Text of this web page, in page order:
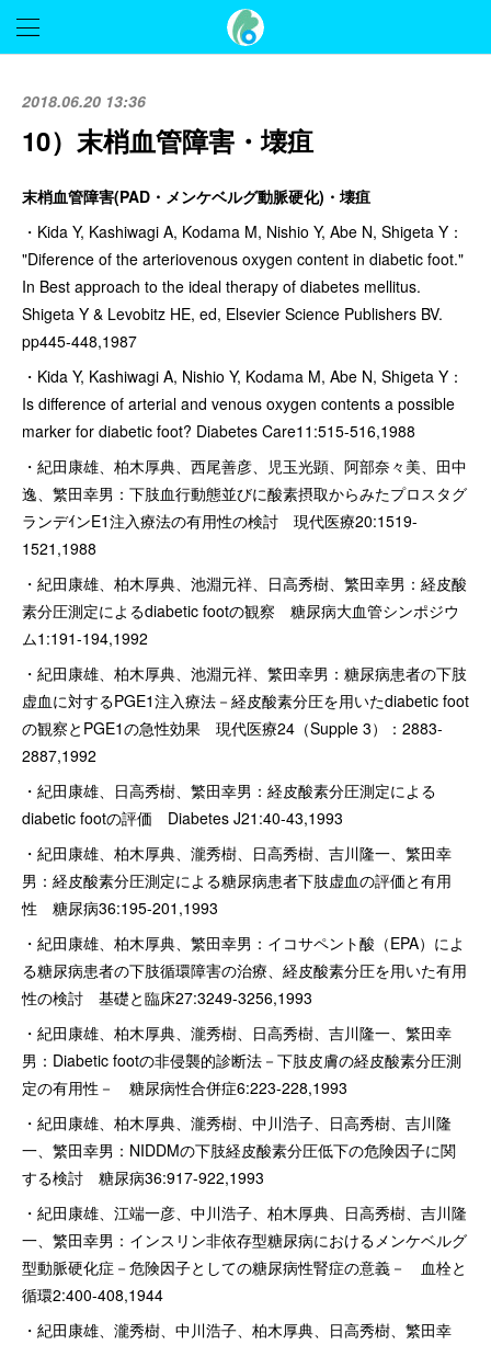
2018.06.20 13:36
10）末梢血管障害・壊疽
末梢血管障害(PAD・メンケベルグ動脈硬化)・壊疽
・Kida Y, Kashiwagi A, Kodama M, Nishio Y, Abe N, Shigeta Y：
"Diference of the arteriovenous oxygen content in diabetic foot."
In Best approach to the ideal therapy of diabetes mellitus.
Shigeta Y & Levobitz HE, ed, Elsevier Science Publishers BV.
pp445-448,1987
・Kida Y, Kashiwagi A, Nishio Y, Kodama M, Abe N, Shigeta Y：
Is difference of arterial and venous oxygen contents a possible
marker for diabetic foot? Diabetes Care11:515-516,1988
・紀田康雄、柏木厚典、西尾善彦、児玉光顕、阿部奈々美、田中
逸、繁田幸男：下肢血行動態並びに酸素摂取からみたプロスタグ
ランデｲンE1注入療法の有用性の検討 現代医療20:1519-
1521,1988
・紀田康雄、柏木厚典、池淵元祥、日高秀樹、繁田幸男：経皮酸
素分圧測定によるdiabetic footの観察 糖尿病大血管シンポジウ
ム1:191-194,1992
・紀田康雄、柏木厚典、池淵元祥、繁田幸男：糖尿病患者の下肢
虚血に対するPGE1注入療法－経皮酸素分圧を用いたdiabetic foot
の観察とPGE1の急性効果 現代医療24（Supple 3）：2883-
2887,1992
・紀田康雄、日高秀樹、繁田幸男：経皮酸素分圧測定による
diabetic footの評価 Diabetes J21:40-43,1993
・紀田康雄、柏木厚典、瀧秀樹、日高秀樹、吉川隆一、繁田幸
男：経皮酸素分圧測定による糖尿病患者下肢虚血の評価と有用
性 糖尿病36:195-201,1993
・紀田康雄、柏木厚典、繁田幸男：イコサペント酸（EPA）によ
る糖尿病患者の下肢循環障害の治療、経皮酸素分圧を用いた有用
性の検討 基礎と臨床27:3249-3256,1993
・紀田康雄、柏木厚典、瀧秀樹、日高秀樹、吉川隆一、繁田幸
男：Diabetic footの非侵襲的診断法－下肢皮膚の経皮酸素分圧測
定の有用性－ 糖尿病性合併症6:223-228,1993
・紀田康雄、柏木厚典、瀧秀樹、中川浩子、日高秀樹、吉川隆
一、繁田幸男：NIDDMの下肢経皮酸素分圧低下の危険因子に関
する検討 糖尿病36:917-922,1993
・紀田康雄、江端一彦、中川浩子、柏木厚典、日高秀樹、吉川隆
一、繁田幸男：インスリン非依存型糖尿病におけるメンケベルグ
型動脈硬化症－危険因子としての糖尿病性腎症の意義－ 血栓と
循環2:400-408,1944
・紀田康雄、瀧秀樹、中川浩子、柏木厚典、日高秀樹、繁田幸